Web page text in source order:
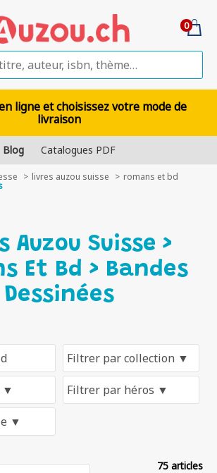
0
ligne et choisissez votre mode de
livraison
Blog Catalogues PDF
livres auzou suisse romans et bd
Auzou Suisse >
Et Bd > Bandes
Dessinées
75 articles